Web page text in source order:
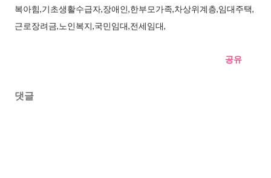
복아힘,기초생활수급자,장애인,한부모가족,차상위계층,임대주택,
근로장려금,노인복지,국민임대,전세임대,
공유
댓글